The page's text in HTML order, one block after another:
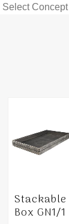
Concept
Stackable
Box GN1/1